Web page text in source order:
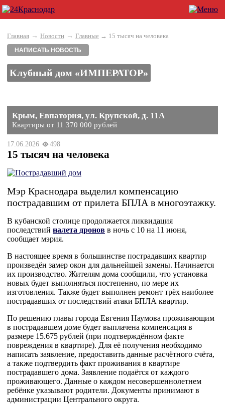
Главная → Новости → Главные → 15 тысяч на человека
НАПИСАТЬ НОВОСТЬ
Клубный дом «ИМПЕРАТОР»
Крым, Евпатория, ул. Крупской, д. 11А
Квартиры от 11 370 000 рублей
17.06.2026 498
15 тысяч на человека
Мэр Краснодара выделил компенсацию
пострадавшим от прилета БПЛА в многоэтажку.
В кубанской столице продолжается ликвидация
последствий налета дронов в ночь с 10 на 11 июня,
сообщает мэрия.
В настоящее время в большинстве пострадавших квартир
произведён замер окон для дальнейшей замены. Начинается
их производство. Жителям дома сообщили, что установка
новых будет выполняться постепенно, по мере их
изготовления. Также будет выполнен ремонт трёх наиболее
пострадавших от последствий атаки БПЛА квартир.
По решению главы города Евгения Наумова проживающим
в пострадавшем доме будет выплачена компенсация в
размере 15.675 рублей (при подтверждённом факте
повреждения в квартире). Для её получения необходимо
написать заявление, предоставить данные расчётного счёта,
а также подтвердить факт проживания в квартире
пострадавшего дома. Заявление подаётся от каждого
проживающего. Данные о каждом несовершеннолетнем
ребёнке указывают родители. Документы принимают в
администрации Центрального округа.